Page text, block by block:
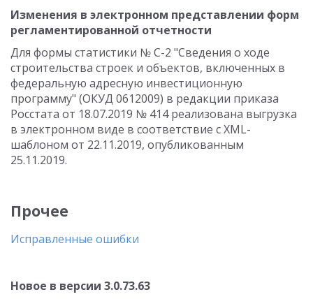
Изменения в электронном представлении форм
регламентированной отчетности
Для формы статистики № С-2 "Сведения о ходе
строительства строек и объектов, включенных в
федеральную адресную инвестиционную
программу" (ОКУД 0612009) в редакции приказа
Росстата от 18.07.2019 № 414 реализована выгрузка
в электронном виде в соответствие с XML-
шаблоном от 22.11.2019, опубликованным
25.11.2019.
Прочее
Исправленные ошибки
Новое в версии 3.0.73.63